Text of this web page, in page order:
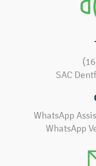
SAC
WhatsApp
WhatsApp